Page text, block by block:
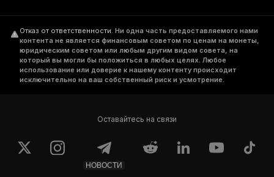
Отказ от ответственности. Ни одна часть предоставляемого нами
контента не является финансовым советом по ценам на монеты,
юридическим советом или любым другим видом совета, на
который вы могли бы положиться в любых целях. Любое
использование или доверие к нашему контенту происходит
исключительно на ваш собственный риск и усмотрение.
Оставайтесь на связи
НОВОСТИ